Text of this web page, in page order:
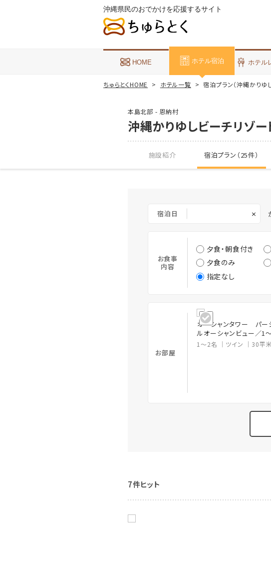
沖縄県民のおでかけを応援するサイト
HOME ホテル宿泊 ホテル
ちゅらとくHOME ホテル一覧 宿泊プラン（沖縄かりゆ
本島北部 - 恩納村
沖縄かりゆしビーチリゾー
施設紹介 宿泊プラン（25件）
宿泊日 ×
お食事
内容
夕食・朝食付き
夕食のみ
指定なし
お部屋
オーシャンタワー パー
ルオーシャンビュー／1
1～2名 ツイン 30平米
7件ヒット